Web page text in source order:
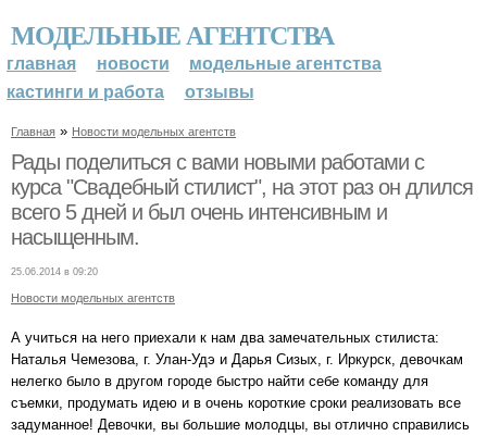
МОДЕЛЬНЫЕ АГЕНТСТВА
главная новости
модельные агентства
кастинги и работа
отзывы
Главная » Новости модельных агентств
Рады поделиться с вами новыми работами с
курса "Свадебный стилист", на этот раз он длился
всего 5 дней и был очень интенсивным и
насыщенным.
25.06.2014 в 09:20
Новости модельных агентств
А учиться на него приехали к нам два замечательных стилиста:
Наталья Чемезова, г. Улан-Удэ и Дарья Сизых, г. Иркурск, девочкам
нелегко было в другом городе быстро найти себе команду для
съемки, продумать идею и в очень короткие сроки реализовать все
задуманное! Девочки, вы большие молодцы, вы отлично справились